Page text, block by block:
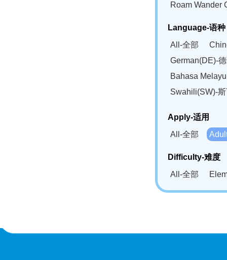
Roam Wander
Language-语种
All-全部
German(DE)-
Bahasa
Swahili(SW)-
Apply-适用
All-全部
Difficulty-难度
All-全部